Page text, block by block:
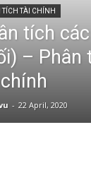
TÍCH TÀI CHÍNH
tích
– Phân
- 22 April, 2020